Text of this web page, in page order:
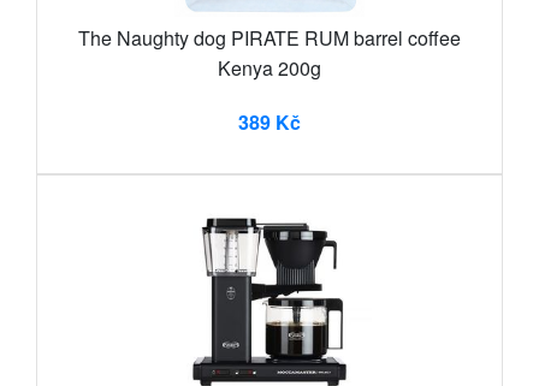
The Naughty dog PIRATE RUM barrel coffee
Kenya 200g
389 Kč